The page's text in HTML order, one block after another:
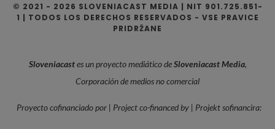
© 2021 - 2026 SLOVENIACAST MEDIA | NIT 901.725.851-
1 | TODOS LOS DERECHOS RESERVADOS - VSE PRAVICE
PRIDRŽANE
Sloveniacastes un proyecto mediático deSloveniacast Media,
Corporación de medios no comercial
Proyecto cofinanciado por | Project co-financed by | Projekt sofinancira: